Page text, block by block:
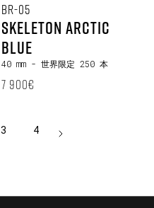
BR-05
Skeleton Arctic
Blue
40 mm - 世界限定 250 本
定価
7 900€
3 4